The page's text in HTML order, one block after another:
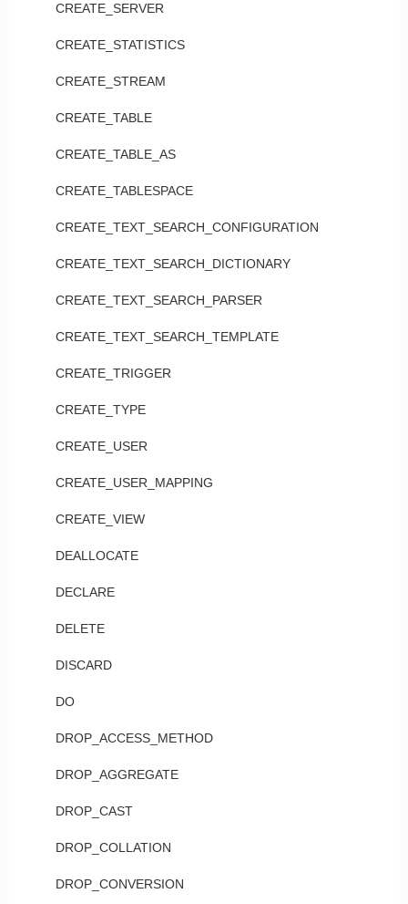
CREATE_SERVER
CREATE_STATISTICS
CREATE_STREAM
CREATE_TABLE
CREATE_TABLE_AS
CREATE_TABLESPACE
CREATE_TEXT_SEARCH_CONFIGURATION
CREATE_TEXT_SEARCH_DICTIONARY
CREATE_TEXT_SEARCH_PARSER
CREATE_TEXT_SEARCH_TEMPLATE
CREATE_TRIGGER
CREATE_TYPE
CREATE_USER
CREATE_USER_MAPPING
CREATE_VIEW
DEALLOCATE
DECLARE
DELETE
DISCARD
DO
DROP_ACCESS_METHOD
DROP_AGGREGATE
DROP_CAST
DROP_COLLATION
DROP_CONVERSION